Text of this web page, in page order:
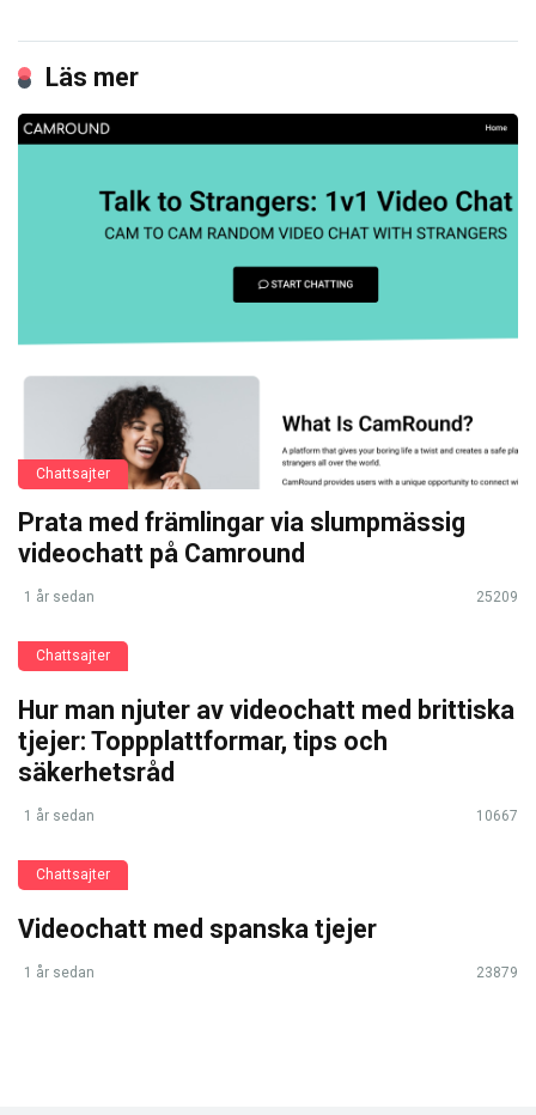
Läs mer
Chattsajter
Prata med främlingar via slumpmässig
videochatt på Camround
1 år sedan 25209
Chattsajter
Hur man njuter av videochatt med brittiska
tjejer: Toppplattformar, tips och
säkerhetsråd
1 år sedan 10667
Chattsajter
Videochatt med spanska tjejer
1 år sedan 23879